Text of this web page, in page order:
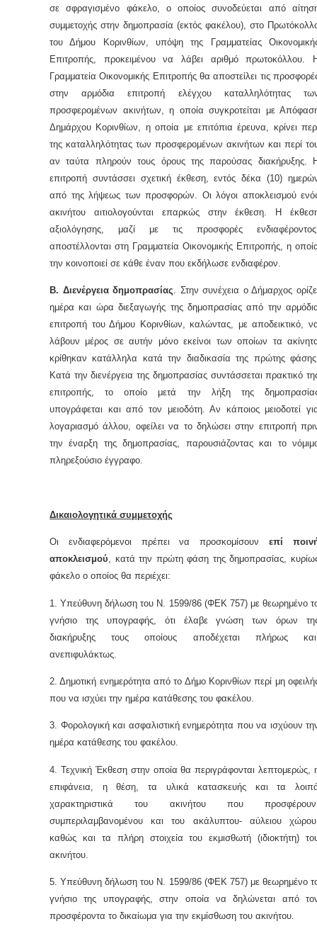
σε σφραγισμένο φάκελο, ο οποίος συνοδεύεται από
συμμετοχής στην δημοπρασία (εκτός φακέλου), στο
του Δήμου Κορινθίων, υπόψη της Γραμματείας
Επιτροπής, προκειμένου να λάβει αριθμό πρωτοκόλλου.
Γραμματεία Οικονομικής Επιτροπής θα αποστείλει τις
στην αρμόδια επιτροπή ελέγχου καταλληλότητας
προσφερομένων ακινήτων, η οποία συγκροτείται με
Δημάρχου Κορινθίων, η οποία με επιτόπια έρευνα, κρίνει
της καταλληλότητας των προσφερομένων ακινήτων και περί
αν ταύτα πληρούν τους όρους της παρούσας διακήρυξης.
επιτροπή συντάσσει σχετική έκθεση, εντός δέκα (10)
από της λήψεως των προσφορών. Οι λόγοι αποκλεισμού
ακινήτου αιτιολογούνται επαρκώς στην έκθεση. Η
αξιολόγησης, μαζί με τις προσφορές
αποστέλλονται στη Γραμματεία Οικονομικής Επιτροπής, η
την κοινοποιεί σε κάθε έναν που εκδήλωσε ενδιαφέρον.
Β. Διενέργεια δημοπρασίας . Στην συνέχεια ο Δήμαρχος
ημέρα και ώρα διεξαγωγής της δημοπρασίας από την
επιτροπή του Δήμου Κορινθίων, καλώντας, με αποδεικτικό,
λάβουν μέρος σε αυτήν μόνο εκείνοι των οποίων τα
κρίθηκαν κατάλληλα κατά την διαδικασία της πρώτης
Κατά την διενέργεια της δημοπρασίας συντάσσεται πρακτικό
επιτροπής, το οποίο μετά την λήξη της
υπογράφεται και από τον μειοδότη. Αν κάποιος μειοδοτεί
λογαριασμό άλλου, οφείλει να το δηλώσει στην επιτροπή
την έναρξη της δημοπρασίας, παρουσιάζοντας και το
πληρεξούσιο έγγραφο.
Δικαιολογητικά συμμετοχής
Οι ενδιαφερόμενοι πρέπει να προσκομίσουνεπί
αποκλεισμού, κατά την πρώτη φάση της δημοπρασίας,
φάκελο ο οποίος θα περιέχει:
1. Υπεύθυνη δήλωση του Ν. 1599/86 (ΦΕΚ 757) με θεωρημένο
γνήσιο της υπογραφής, ότι έλαβε γνώση των όρων
διακήρυξης τους οποίους αποδέχεται πλήρως
ανεπιφυλάκτως.
2. Δημοτική ενημερότητα από το Δήμο Κορινθίων περί μη
που να ισχύει την ημέρα κατάθεσης του φακέλου.
3. Φορολογική και ασφαλιστική ενημερότητα που να ισχύουν
ημέρα κατάθεσης του φακέλου.
4. Τεχνική Έκθεση στην οποία θα περιγράφονται λεπτομερώς,
επιφάνεια, η θέση, τα υλικά κατασκευής και τα
χαρακτηριστικά του ακινήτου που
συμπεριλαμβανομένου και του ακάλυπτου- αύλειου
καθώς και τα πλήρη στοιχεία του εκμισθωτή (ιδιοκτήτη)
ακινήτου.
5. Υπεύθυνη δήλωση του Ν. 1599/86 (ΦΕΚ 757) με θεωρημένο
γνήσιο της υπογραφής, στην οποία να δηλώνεται από
προσφέροντα το δικαίωμα για την εκμίσθωση του ακινήτου.